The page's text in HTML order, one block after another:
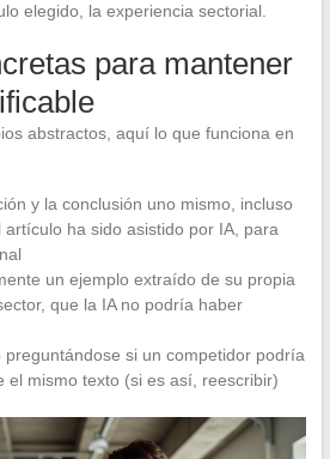
elegido, la experiencia sectorial.
para mantener
abstractos, aquí lo que funciona en
y la conclusión uno mismo, incluso
ha sido asistido por IA, para
un ejemplo extraído de su propia
que la IA no podría haber
preguntándose si un competidor podría
el mismo texto (si es así, reescribir)